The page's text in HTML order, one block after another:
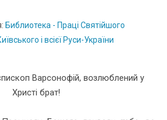
Библиотека - Праці Святійшого
і всієї Руси-України
Варсонофій, возлюблений у
Христі брат!